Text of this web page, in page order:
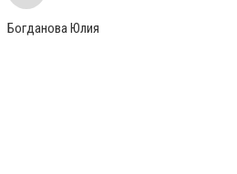
Богданова Юлия